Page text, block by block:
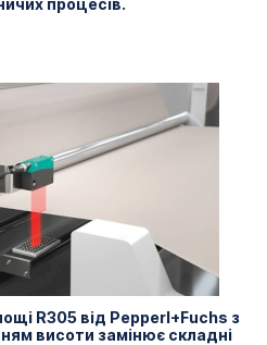
процесів.
R305 від Pepperl+Fuchs з
висоти замінює складні